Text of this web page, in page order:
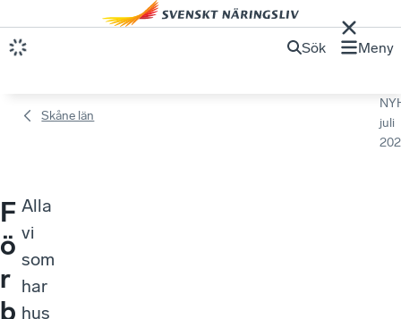
Sök Meny
Skåne län
juli
F
ö
r
b
Alla
vi
som
har
hus